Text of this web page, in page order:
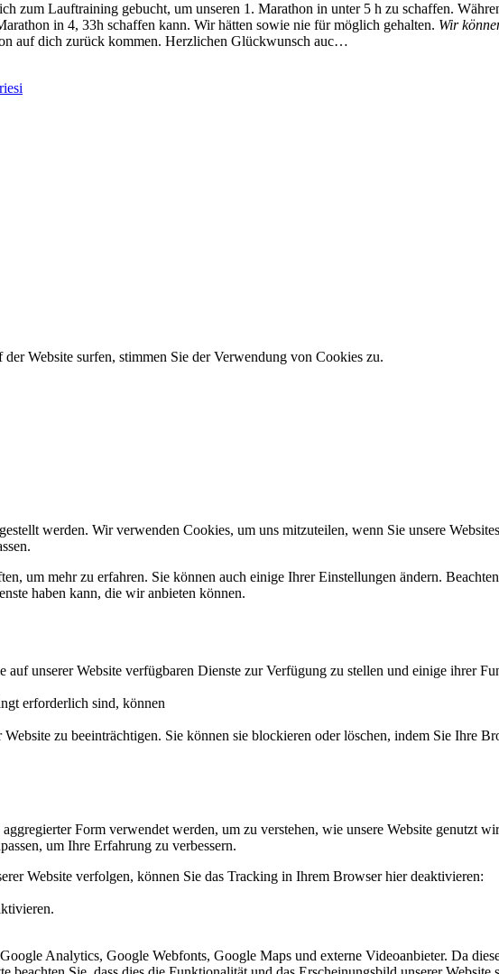
zum Lauftraining gebucht, um unseren 1. Marathon in unter 5 h zu schaffen.
in 4, 33h schaffen kann. Wir hätten sowie nie für möglich gehalten. Wir
auf dich zurück kommen. Herzlichen Glückwunsch auc…
Website surfen, stimmen Sie der Verwendung von Cookies zu.
werden. Wir verwenden Cookies, um uns mitzuteilen, wenn Sie unsere
um mehr zu erfahren. Sie können auch einige Ihrer Einstellungen ändern.
haben kann, die wir anbieten können.
unserer Website verfügbaren Dienste zur Verfügung zu stellen und einige ihrer
erforderlich sind, können
zu beeinträchtigen. Sie können sie blockieren oder löschen, indem Sie Ihre
Form verwendet werden, um zu verstehen, wie unsere Website genutzt
um Ihre Erfahrung zu verbessern.
Website verfolgen, können Sie das Tracking in Ihrem Browser hier deaktivieren:
Analytics, Google Webfonts, Google Maps und externe Videoanbieter. Da